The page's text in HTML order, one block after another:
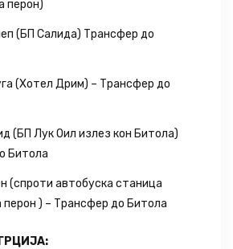
перон)
(БП Салида) Трансфер до
(Хотел Дрим) – Трансфер до
(БП Лук Оил излез кон Битола)
Битола
(спроти автобуска станица
перон ) – Трансфер до Битола